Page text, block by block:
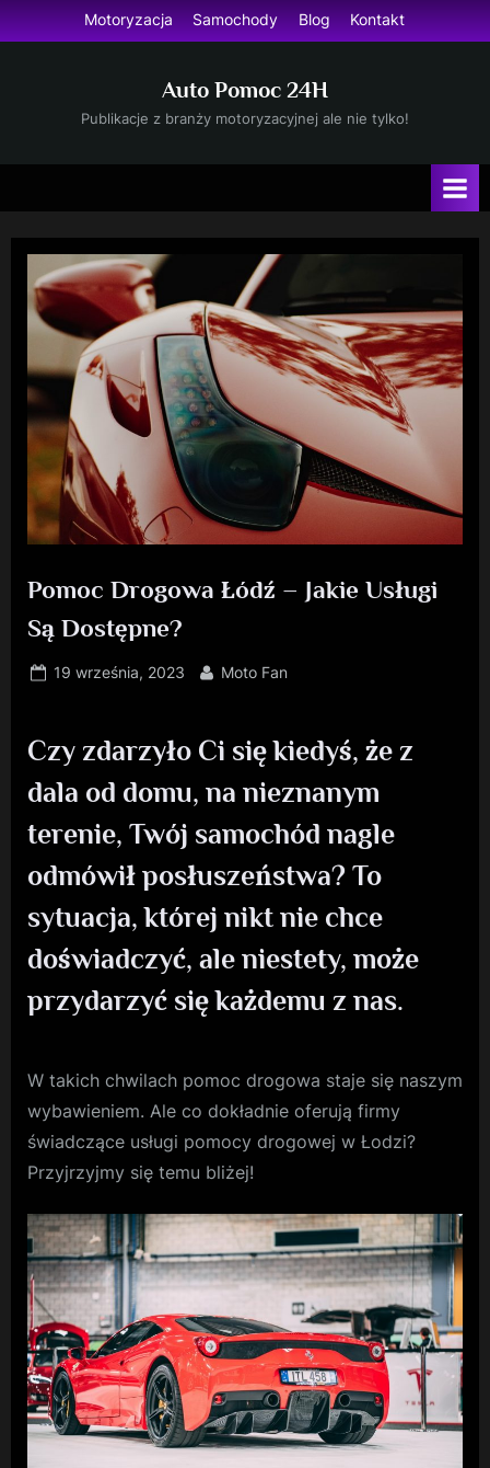
Skip
to
Motoryzacja Samochody Blog Kontakt
Auto Pomoc 24H
Publikacje z branży motoryzacyjnej ale nie tylko!
Pomoc Drogowa Łódź – Jakie Usługi
Są Dostępne?
Posted
19 września, 2023 By
Moto Fan
Czy zdarzyło Ci się kiedyś, że z
dala od domu, na nieznanym
terenie, Twój samochód nagle
odmówił posłuszeństwa? To
sytuacja, której nikt nie chce
doświadczyć, ale niestety, może
przydarzyć się każdemu z nas.
W takich chwilach pomoc drogowa staje się naszym
wybawieniem. Ale co dokładnie oferują firmy
świadczące usługi pomocy drogowej w Łodzi?
Przyjrzyjmy się temu bliżej!